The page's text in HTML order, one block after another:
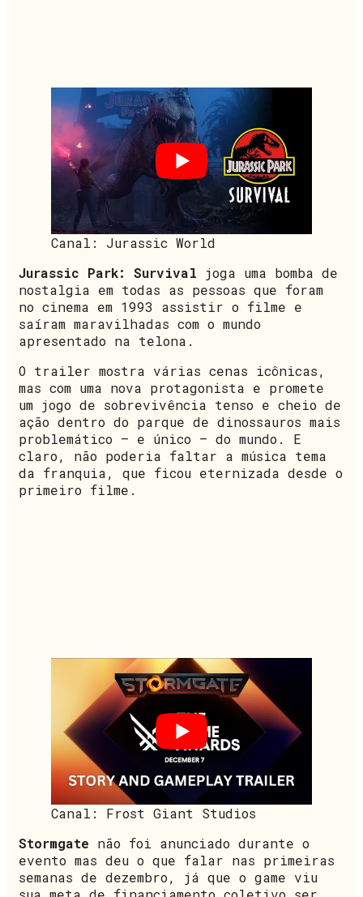
Canal: Jurassic World
Jurassic Park: Survival joga uma bomba de
nostalgia em todas as pessoas que foram
no cinema em 1993 assistir o filme e
saíram maravilhadas com o mundo
apresentado na telona.
O trailer mostra várias cenas icônicas,
mas com uma nova protagonista e promete
um jogo de sobrevivência tenso e cheio de
ação dentro do parque de dinossauros mais
problemático – e único – do mundo. E
claro, não poderia faltar a música tema
da franquia, que ficou eternizada desde o
primeiro filme.
Canal: Frost Giant Studios
Stormgate não foi anunciado durante o
evento mas deu o que falar nas primeiras
semanas de dezembro, já que o game viu